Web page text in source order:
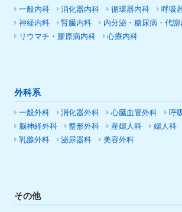
一般内科 消化器内科 循環器内科 呼吸
神経内科
腎臓内科 内分泌・糖尿病・代謝
リウマチ・膠原病内科
心療内科
外科系
一般外科 消化器外科 心臓血管外科
呼
脳神経外科
整形外科 産婦人科 婦人科
乳腺外科
泌尿器科 美容外科
その他